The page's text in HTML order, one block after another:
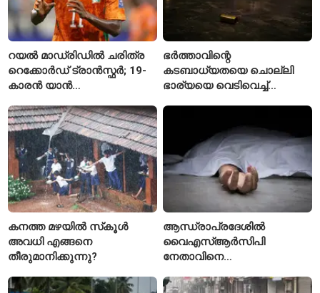
റയൽ മാഡ്രിഡിൽ ചരിത്ര
റെക്കോർഡ് ട്രാൻസ്ഫർ; 19-
കാരൻ യാൻ
സ്വന്തമാക്കി സ്പാനിഷ്
വമ്പന്മാർ
ഭർത്താവിന്റെ
കടബാധ്യതയെ ചൊല്ലി
ഭാര്യയെ വെടിവെച്ച്
കൊലപാതകം
കനത്ത മഴയിൽ സ്‌കൂൾ
അവധി എങ്ങനെ
തീരുമാനിക്കുന്നു?
ആന്ധ്രാപ്രദേശിൽ
വൈഎസ്ആർസിപി
നേതാവിനെ
അന്വേഷണം ആരംഭിച്ച്